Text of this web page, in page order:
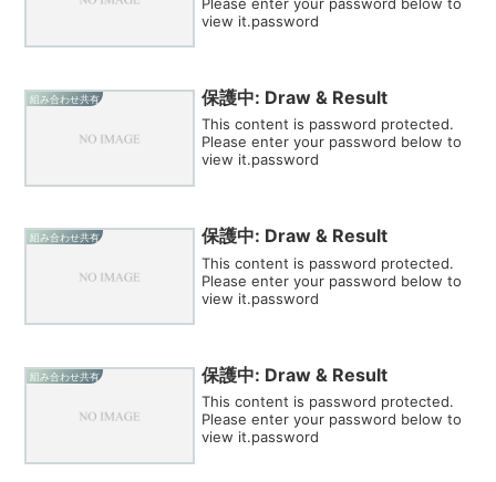
view it.password
組み合わせ共有 保護中: Draw & Result
This content is password protected.
Please enter your password below to
view it.password
組み合わせ共有 保護中: Draw & Result
This content is password protected.
Please enter your password below to
view it.password
組み合わせ共有 保護中: Draw & Result
This content is password protected.
Please enter your password below to
view it.password